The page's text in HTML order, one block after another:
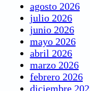
agosto 2026
julio 2026
junio 2026
mayo 2026
abril 2026
marzo 2026
febrero 2026
diciembre